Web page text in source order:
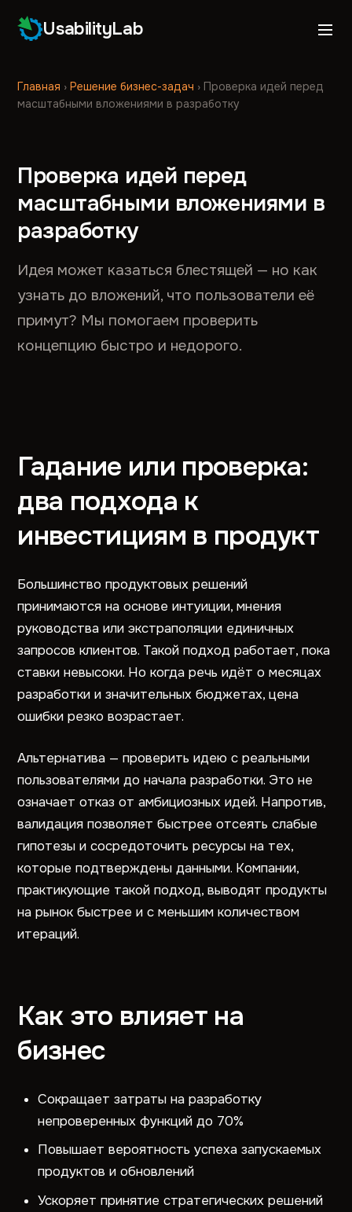
UsabilityLab
Главная ›Решение бизнес-задач › Проверка идей перед
масштабными вложениями в разработку
Проверка идей перед
масштабными вложениями в
разработку
Идея может казаться блестящей — но как
узнать до вложений, что пользователи её
примут? Мы помогаем проверить
концепцию быстро и недорого.
Гадание или проверка:
два подхода к
инвестициям в продукт
Большинство продуктовых решений
принимаются на основе интуиции, мнения
руководства или экстраполяции единичных
запросов клиентов. Такой подход работает, пока
ставки невысоки. Но когда речь идёт о месяцах
разработки и значительных бюджетах, цена
ошибки резко возрастает.
Альтернатива — проверить идею с реальными
пользователями до начала разработки. Это не
означает отказ от амбициозных идей. Напротив,
валидация позволяет быстрее отсеять слабые
гипотезы и сосредоточить ресурсы на тех,
которые подтверждены данными. Компании,
практикующие такой подход, выводят продукты
на рынок быстрее и с меньшим количеством
итераций.
Как это влияет на
бизнес
Сокращает затраты на разработку
непроверенных функций до 70%
Повышает вероятность успеха запускаемых
продуктов и обновлений
Ускоряет принятие стратегических решений